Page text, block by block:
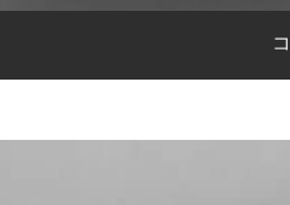
私たちの使命